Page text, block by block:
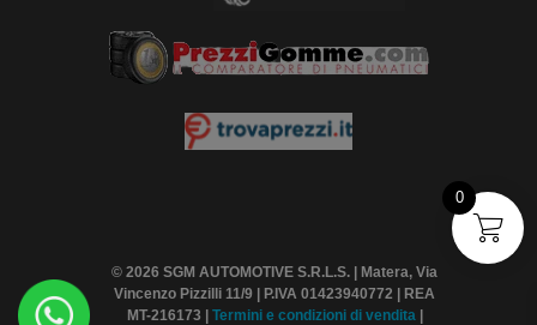
© 2026 SGM AUTOMOTIVE S.R.L.S. | Matera, Via
Vincenzo Pizzilli 11/9 | P.IVA 01423940772 | REA
MT-216173 |
Termini e condizioni di vendita
0